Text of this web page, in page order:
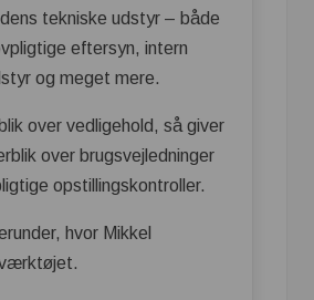
tekniske udstyr – både
eftersyn, intern
og meget mere.
over vedligehold, så giver
over brugsvejledninger
opstillingskontroller.
hvor Mikkel